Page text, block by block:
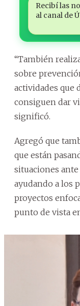
Recibí las
al canal de
“También
sobre
actividades que
consiguen dar
significó.
Agregó que
que están
situaciones
ayudando a los
proyectos
punto de vista